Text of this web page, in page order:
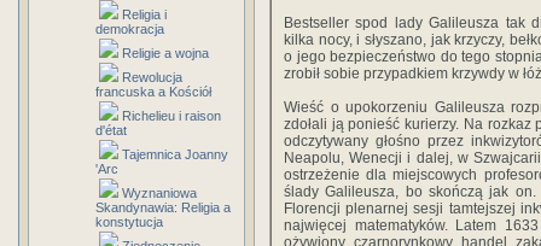
Religia i
demokracja
Religie a wojna
Rewolucja
francuska a Kościół
Richelieu i raison
d'état
Tajemnica Joanny
'Arc
Wyznaniowa
Skandynawia: Religia a
konstytucja
Bestseller spod lady Galileusza tak
kilka nocy, i słyszano, jak krzyczy,
o jego bezpieczeństwo do tego
zrobił sobie przypadkiem krzywdy w
Wieść o upokorzeniu Galileusza
zdołali ją ponieść kurierzy. Na rozkaz
odczytywany głośno przez
Neapolu, Wenecji i dalej, w
ostrzeżenie dla miejscowych
ślady Galileusza, bo skończą jak on.
Florencji plenarnej sesji tamtejszej
najwięcej matematyków. Latem